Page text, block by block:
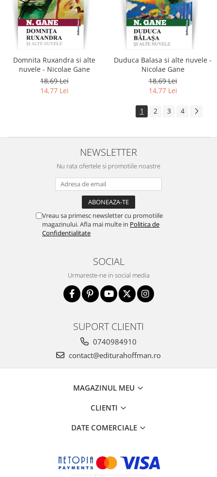
Domnita Ruxandra si alte
nuvele - Nicolae Gane
18,69 Lei
14,77 Lei
Duduca Balasa si alte nuvele -
Nicolae Gane
18,69 Lei
14,77 Lei
1 2 3 4
NEWSLETTER
Nu rata ofertele si promotiile noastre
Vreau sa primesc newsletter cu promotiile
magazinului. Afla mai multe in Politica de
Confidentialitate
SOCIAL
Urmareste-ne in social media
SUPORT CLIENTI
0740984910
contact@editurahoffman.ro
MAGAZINUL MEU
CLIENTI
DATE COMERCIALE